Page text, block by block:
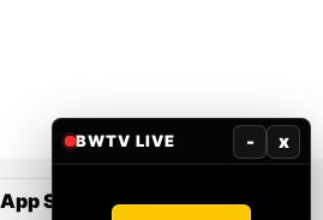
App Store Google Play
BWTV LIVE - x